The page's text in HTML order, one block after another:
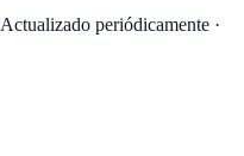
Actualizado periódicamente ·